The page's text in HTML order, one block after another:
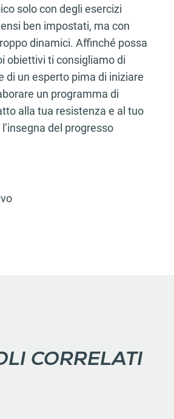
solo con degli esercizi
ben impostati, ma con
dinamici. Affinché possa
obiettivi ti consigliamo di
di un esperto pima di iniziare
un programma di
alla tua resistenza e al tuo
del progresso
CORRELATI